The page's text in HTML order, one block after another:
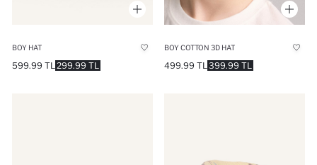
BOY HAT
299.99 TL
599.99 TL
BOY COTTON 3D HAT
399.99 TL
499.99 TL